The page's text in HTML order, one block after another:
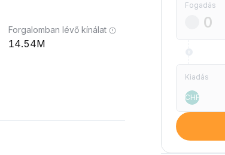
Forgalomban lévő kínálat
14.54M
Fogadás
Kiadás
CHF